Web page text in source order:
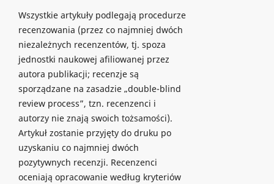
Wszystkie artykuły podlegają procedurze
recenzowania (przez co najmniej dwóch
niezależnych recenzentów, tj. spoza
jednostki naukowej afiliowanej przez
autora publikacji; recenzje są
sporządzane na zasadzie „double-blind
review process”, tzn. recenzenci i
autorzy nie znają swoich tożsamości).
Artykuł zostanie przyjęty do druku po
uzyskaniu co najmniej dwóch
pozytywnych recenzji. Recenzenci
oceniają opracowanie według kryteriów